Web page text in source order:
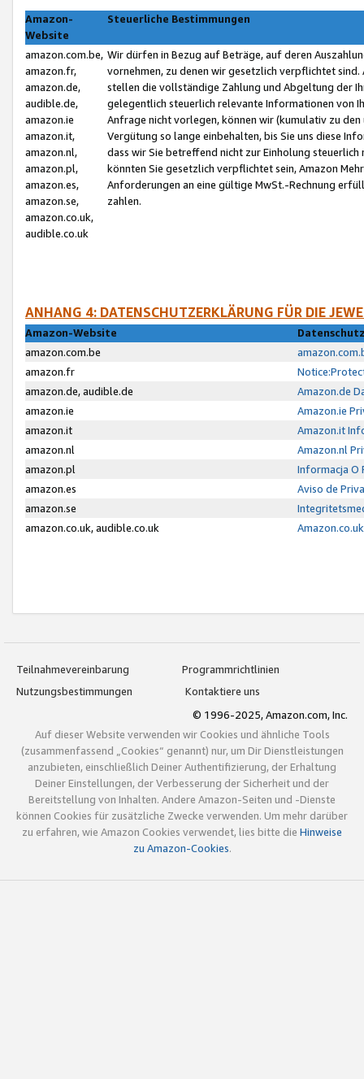
Amazon-
Website
Steuerliche Bestimmungen
amazon.com.be,
amazon.fr,
amazon.de,
audible.de,
amazon.ie
amazon.it,
amazon.nl,
amazon.pl,
amazon.es,
amazon.se,
amazon.co.uk,
audible.co.uk
Wir dürfen in Bezug auf Beträge, auf deren
vornehmen, zu denen wir gesetzlich verpflichtet
stellen die vollständige Zahlung und Abgeltung der
gelegentlich steuerlich relevante Informationen von
Anfrage nicht vorlegen, können wir (kumulativ zu
Vergütung so lange einbehalten, bis Sie uns diese
dass wir Sie betreffend nicht zur Einholung
könnten Sie gesetzlich verpflichtet sein, Amazon
Anforderungen an eine gültige MwSt.-Rechnung
zahlen.
ANHANG 4: DATENSCHUTZERKLÄRUNG FÜR DIE
Amazon-Website
amazon.com.be
amazon.fr
amazon.de, audible.de
Amazon.de
amazon.ie
Amazon.ie
amazon.it
Amazon.it
amazon.nl
Amazon.nl
amazon.pl
Informacja O
amazon.es
Aviso de
amazon.se
amazon.co.uk, audible.co.uk
Teilnahmevereinbarung
Programmrichtlinien
Nutzungsbestimmungen
Kontaktiere uns
© 1996-2025, Amazon.com, Inc.
Auf dieser Website verwenden wir Cookies und ähnliche Tools
(zusammenfassend „Cookies“ genannt) nur, um Dir Dienstleistungen
anzubieten, einschließlich Deiner Authentifizierung, der Erhaltung
Deiner Einstellungen, der Verbesserung der Sicherheit und der
Bereitstellung von Inhalten. Andere Amazon-Seiten und -Dienste
können Cookies für zusätzliche Zwecke verwenden. Um mehr darüber
zu erfahren, wie Amazon Cookies verwendet, lies bitte die Hinweise
zu Amazon-Cookies.